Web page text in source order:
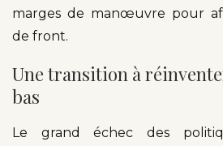
marges de manœuvre pour
de front.
Une transition à
bas
Le grand échec des